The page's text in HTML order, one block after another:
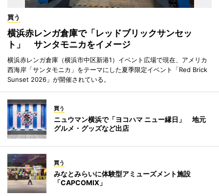
買う
横浜赤レンガ倉庫で「レッドブリックサンセッ
ト」 サンタモニカをイメージ
横浜赤レンガ倉庫（横浜市中区新港1）イベント広場で現在、アメリカ
西海岸「サンタモニカ」をテーマにした夏季限定イベント「Red Brick
Sunset 2026」が開催されている。
買う
ニュウマン横浜で「ヨコハマ ニュー縁日」 地元
グルメ・グッズなど出店
買う
みなとみらいに体験型アミューズメント施設
「CAPCOMIX」